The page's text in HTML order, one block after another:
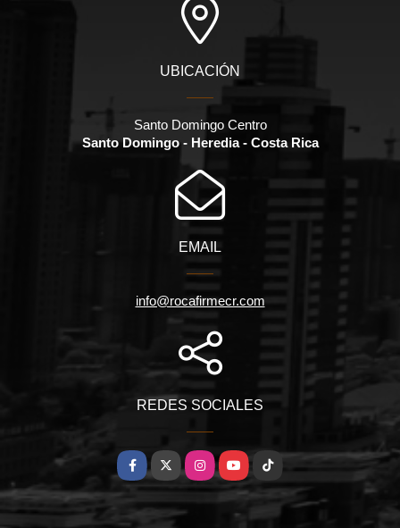
UBICACIÓN
Santo Domingo Centro
Santo Domingo - Heredia - Costa Rica
EMAIL
info@rocafirmecr.com
REDES SOCIALES
Facebook
X InstagramYouTubeTikTok